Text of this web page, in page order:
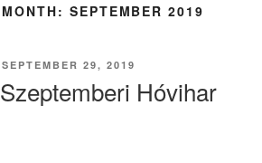
MONTH: SEPTEMBER 2019
POSTED
SEPTEMBER 29, 2019
Szeptemberi Hóvihar